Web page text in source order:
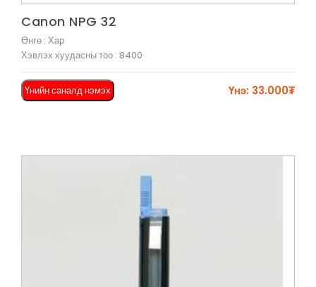
Canon NPG 32
Өнгө : Хар
Хэвлэх хуудасны тоо : 8400
Үнийн саналд нэмэх Үнэ: 33.000₮